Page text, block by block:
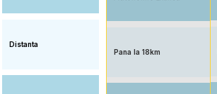
Distanta
Pana la 18km